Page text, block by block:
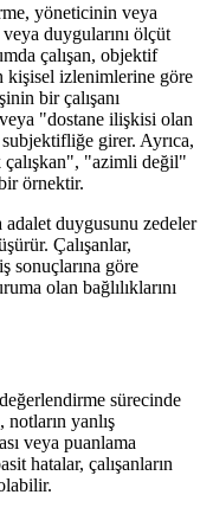
yöneticinin veya
duygularını ölçüt
çalışan, objektif
kişisel izlenimlerine göre
bir çalışanı
"dostane ilişkisi olan
girer. Ayrıca,
çalışkan", "azimli değil"
örnektir.
duygusunu zedeler
Çalışanlar,
sonuçlarına göre
olan bağlılıklarını
sürecinde
notların yanlış
veya puanlama
hatalar, çalışanların